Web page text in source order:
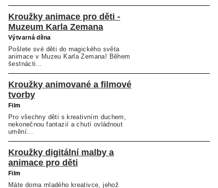
Kroužky animace pro děti -
Muzeum Karla Zemana
Výtvarná dílna
Pošlete své děti do magického světa
animace v Muzeu Karla Zemana! Během
šestnácti...
Kroužky animované a filmové
tvorby
Film
Pro všechny děti s kreativním duchem,
nekonečnou fantazií a chutí ovládnout
umění...
Kroužky digitální malby a
animace pro děti
Film
Máte doma mladého kreativce, jehož